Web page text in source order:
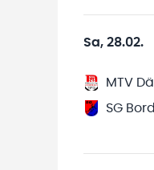
Sa, 28.02.
MTV
SG